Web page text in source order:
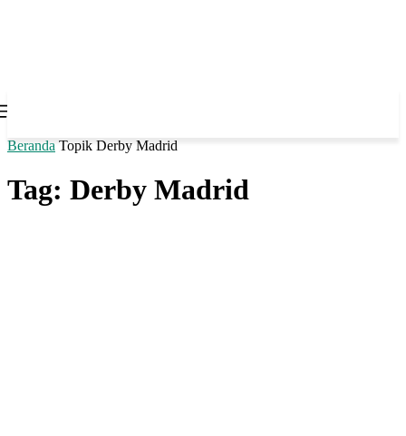
Beranda Topik Derby Madrid
Tag: Derby Madrid